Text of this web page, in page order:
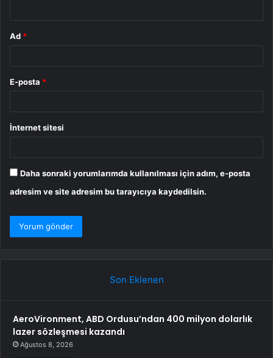
Ad *
E-posta *
İnternet sitesi
Daha sonraki yorumlarımda kullanılması için adım, e-posta
adresim ve site adresim bu tarayıcıya kaydedilsin.
Son Eklenen
AeroVironment, ABD Ordusu’ndan 400 milyon dolarlık
lazer sözleşmesi kazandı
Ağustos 8, 2026